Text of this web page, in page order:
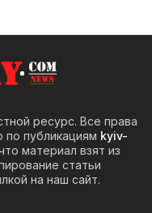
ресурс. Все права
публикациям kyiv-
материал взят из
статьи
на наш сайт.